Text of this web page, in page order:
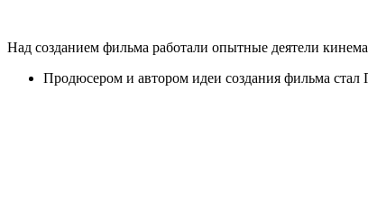
Над созданием фильма работали опытные деятели
Продюсером и автором идеи создания фильма